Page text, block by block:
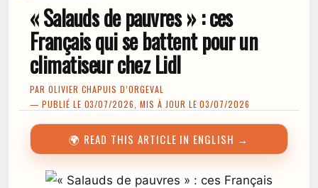
« Salauds de pauvres » : ces
Français qui se battent pour un
climatiseur chez Lidl
PAR OLIVIER CHAPUIS D’ORGEVAL
— PUBLIÉ LE 03/07/2026, MIS À JOUR LE 03/07/2026
🌍 READ THIS ARTICLE IN ENGLISH →